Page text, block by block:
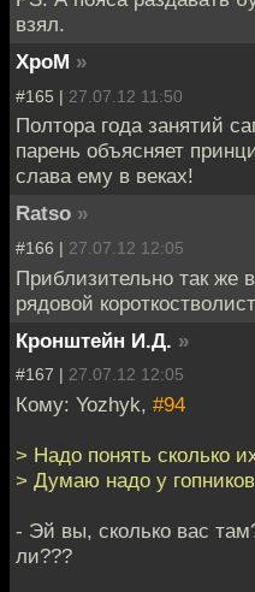
взял.
XpoM »
#165 | 27.07.12 11:50
Полтора года занятий
парень объясняет
слава ему в веках!
Ratso »
#166 | 27.07.12 12:05
Приблизительно так же
рядовой
Кронштейн И.Д. »
#167 | 27.07.12 12:05
Кому: Yozhyk, #94
> Надо понять сколько
> Думаю надо у
- Эй вы, сколько вас
ли???